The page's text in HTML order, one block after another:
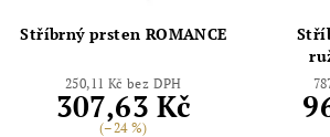
Stříbrný prsten ROMANCE
250,11 Kč bez DPH
307,63 Kč
(–24 %)